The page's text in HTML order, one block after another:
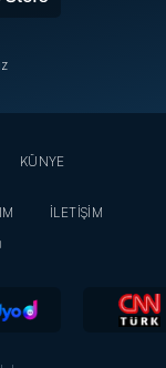
KÜNYE
İLETİŞİM